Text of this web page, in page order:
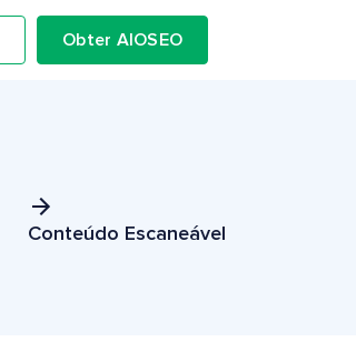
Obter AIOSEO
Conteúdo Escaneável